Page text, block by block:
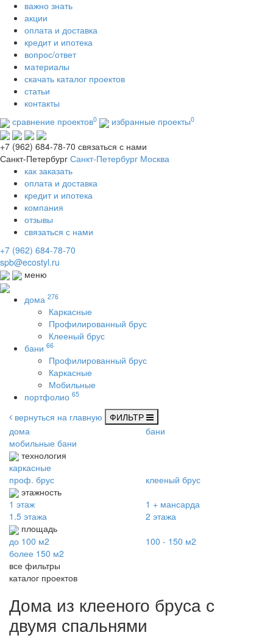
важно знать
акции
оплата и доставка
кредит и ипотека
вопрос/ответ
материалы
скачать каталог проектов
статьи
контакты
сравнение проектов0 избранные проекты0
+7 (962) 684-78-70 связаться с нами
Санкт-Петербург Санкт-Петербург Москва
как заказать
оплата и доставка
кредит и ипотека
компания
отзывы
связаться с нами
+7 (962) 684-78-70
spb@ecostyl.ru
меню
дома 276
Каркасные
Профилированный брус
Клееный брус
бани 66
Профилированный брус
Каркасные
Мобильные
портфолио 65
вернуться на главную
ФИЛЬТР
дома
бани
мобильные бани
технология
каркасные
проф. брус
клееный брус
этажность
1 этаж
1 + мансарда
1.5 этажа
2 этажа
площадь
до 100 м2
100 - 150 м2
более 150 м2
все фильтры
каталог проектов
Дома из клееного бруса с
двумя спальнями